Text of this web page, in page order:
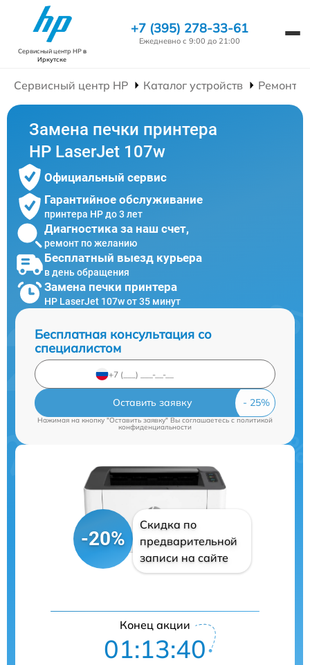
Сервисный центр HPв
Иркутске
+7 (395) 278-33-61
Ежедневно с 9:00 до 21:00
Сервисный центр HP Каталог устройств Ремонт
Замена печки принтера
HP LaserJet 107w
Официальный сервис
Гарантийное обслуживание
принтера HP до 3 лет
Диагностика за наш счет,
ремонт по желанию
Бесплатный выезд курьера
в день обращения
Замена печки принтера
HP LaserJet 107w от 35 минут
Бесплатная консультация со
специалистом
Оставить заявку
Нажимая на кнопку "Оставить заявку" Вы соглашаетесь cполитикой
конфиденциальности
-20%
Скидка по
предварительной
записи на сайте
Конец акции
01:13:39